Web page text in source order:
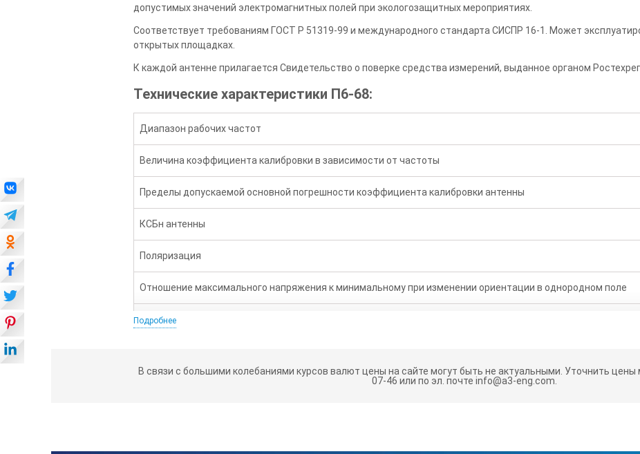
допустимых значений электромагнитных полей при экологозащитных мероприятиях.
Соответствует требованиям ГОСТ Р 51319-99 и международного стандарта СИСПР 16-1. Может
открытых площадках.
К каждой антенне прилагается Свидетельство о поверке средства измерений, выданное органом
Технические характеристики П6-68:
Диапазон рабочих частот
Величина коэффициента калибровки в зависимости от частоты
Пределы допускаемой основной погрешности коэффициента калибровки антенны
КСБн антенны
Поляризация
Отношение максимального напряжения к минимальному при изменении ориентации в однородном поле
Величина максимально допустимой входной мощности
Подробнее
В связи с большими колебаниями курсов валют цены на сайте могут быть не актуальными. Уточнить цены
07-46 или по эл. почте info@a3-eng.com.